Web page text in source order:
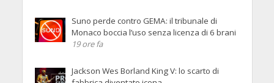
Suno perde contro GEMA: il tribunale di
Monaco boccia l’uso senza licenza di 6 brani
19 ore fa
Jackson Wes Borland King V: lo scarto di